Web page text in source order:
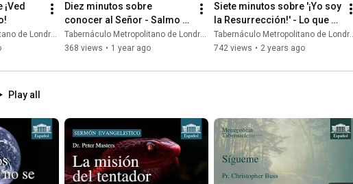
de Londres
Diez minutos sobre
conocer al Señor - Salmo
23 | Dr. Peter Masters
Tabernáculo Metropolitano de Londres
368 views • 1 year ago
Siete minutos sobre '¡Yo soy
la Resurrección!' - Lo que
Cristo quiso decir
Tabernáculo Metropolitano de Londres
742 views • 2 years ago
Play all